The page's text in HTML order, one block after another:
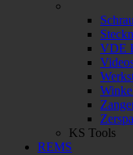
VDE
KS Tools
REMS